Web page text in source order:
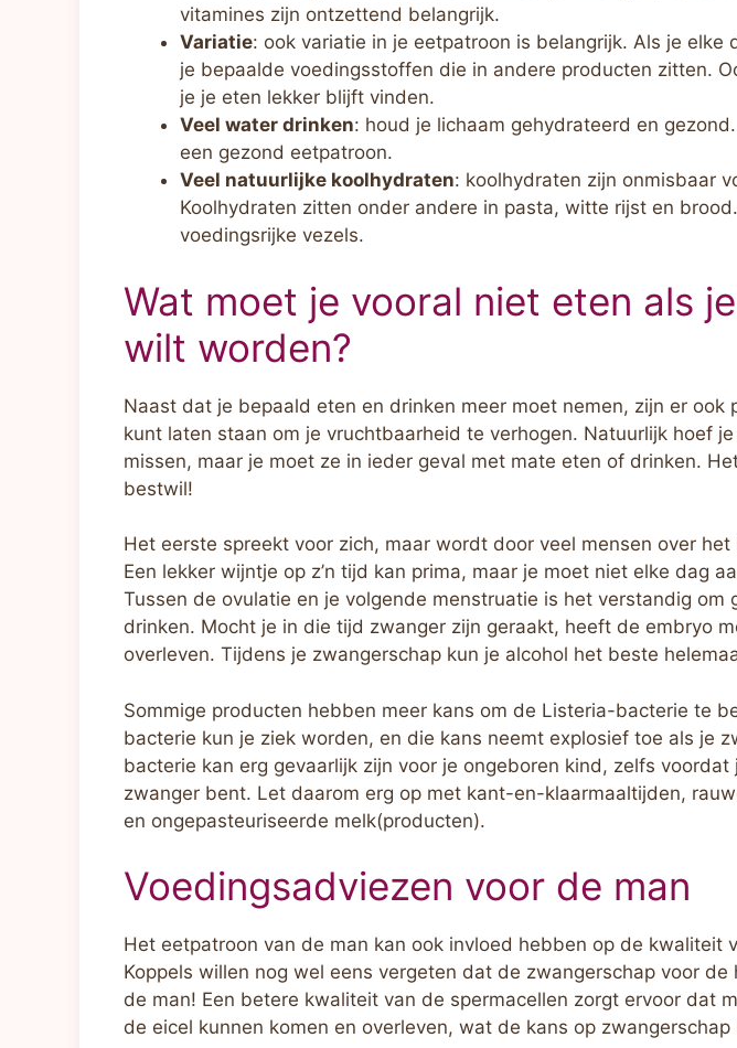
vitamines zijn ontzettend belangrijk.
Variatie: ook variatie in je eetpatroon is belangrijk. Als je elke
je bepaalde voedingsstoffen die in andere producten zitten.
je je eten lekker blijft vinden.
Veel water drinken: houd je lichaam gehydrateerd en
een gezond eetpatroon.
Veel natuurlijke koolhydraten: koolhydraten zijn onmisbaar
Koolhydraten zitten onder andere in pasta, witte rijst en
voedingsrijke vezels.
Wat moet je vooral niet eten als
wilt worden?
Naast dat je bepaald eten en drinken meer moet nemen, zijn er ook
kunt laten staan om je vruchtbaarheid te verhogen. Natuurlijk hoef
missen, maar je moet ze in ieder geval met mate eten of drinken.
bestwil!
Het eerste spreekt voor zich, maar wordt door veel mensen over
Een lekker wijntje op z’n tijd kan prima, maar je moet niet elke dag
Tussen de ovulatie en je volgende menstruatie is het verstandig om
drinken. Mocht je in die tijd zwanger zijn geraakt, heeft de embryo
overleven. Tijdens je zwangerschap kun je alcohol het beste
Sommige producten hebben meer kans om de Listeria-bacterie te
bacterie kun je ziek worden, en die kans neemt explosief toe als je
bacterie kan erg gevaarlijk zijn voor je ongeboren kind, zelfs
zwanger bent. Let daarom erg op met kant-en-klaarmaaltijden,
en ongepasteuriseerde melk(producten).
Voedingsadviezen voor de man
Het eetpatroon van de man kan ook invloed hebben op de kwaliteit
Koppels willen nog wel eens vergeten dat de zwangerschap voor de
de man! Een betere kwaliteit van de spermacellen zorgt ervoor dat
de eicel kunnen komen en overleven, wat de kans op zwangerschap